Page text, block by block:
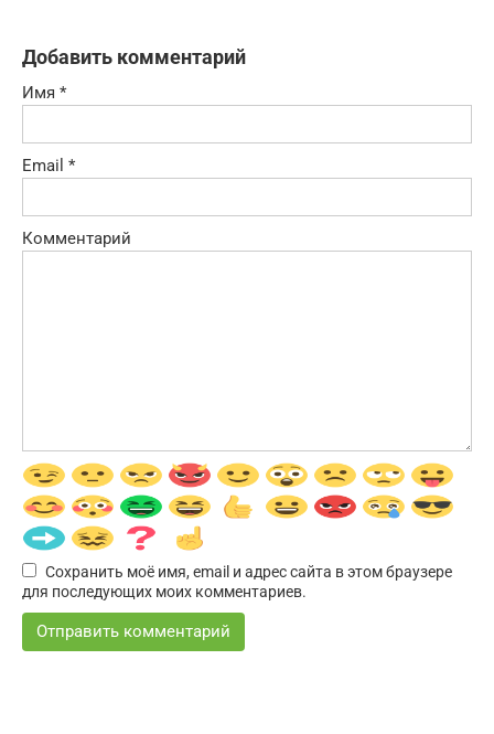
Добавить комментарий
Имя *
Email *
Комментарий
Сохранить моё имя, email и адрес сайта в этом браузере
для последующих моих комментариев.